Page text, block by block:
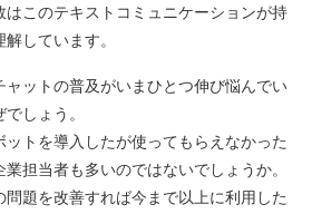
はこのテキストコミュニケーションが持
しています。
ャットの普及がいまひとつ伸び悩んでい
しょう。
トを導入したが使ってもらえなかった
担当者も多いのではないでしょうか。
題を改善すれば今まで以上に利用した